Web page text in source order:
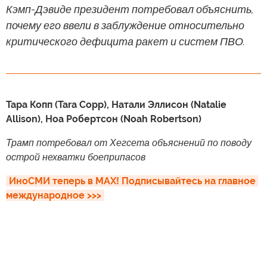
Кэмп-Дэвиде президент потребовал объяснить,
почему его ввели в заблуждение относительно
критического дефицита ракет и систем ПВО.
Тара Копп (Tara Copp), Натали Эллисон (Natalie
Allison), Ноа Робертсон (Noah Robertson)
Трамп потребовал от Хегсета объяснений по поводу
острой нехватки боеприпасов
ИноСМИ теперь в MAX! Подписывайтесь на главное
международное >>>